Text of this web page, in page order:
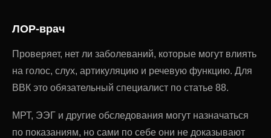
ЛОР-врач
Проверяет, нет ли заболеваний, которые могут влиять
на голос, слух, артикуляцию и речевую функцию. Для
ВВК это обязательный специалист по статье 88.
МРТ, ЭЭГ и другие обследования могут назначаться
по показаниям, но сами по себе они не доказывают